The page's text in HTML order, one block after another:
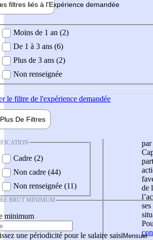
filtres liés à l'Expérience demandée
demandée
Moins de 1 an (2)
De 1 à 3 ans (6)
Plus de 3 ans (2)
Non renseignée
le filtre de l'expérience demandée
Plus De Filtres
Cadre (2)
Non cadre (44)
Non renseignée (11)
BRUT MINIMUM
minimum
une périodicité pour le salaire saisi
de